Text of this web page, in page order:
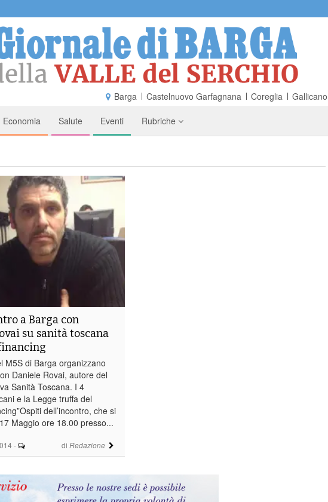
Barga Castelnuovo Garfagnana Coreglia Gallicano
Economia Salute Eventi Rubriche
- di Redazione
a Barga con
su sanità toscana
M5S di Barga organizzano
Daniele Rovai, autore del
Sanità Toscana. I 4
e la Legge truffa del
dell’incontro, che si
Maggio ore 18.00 presso...